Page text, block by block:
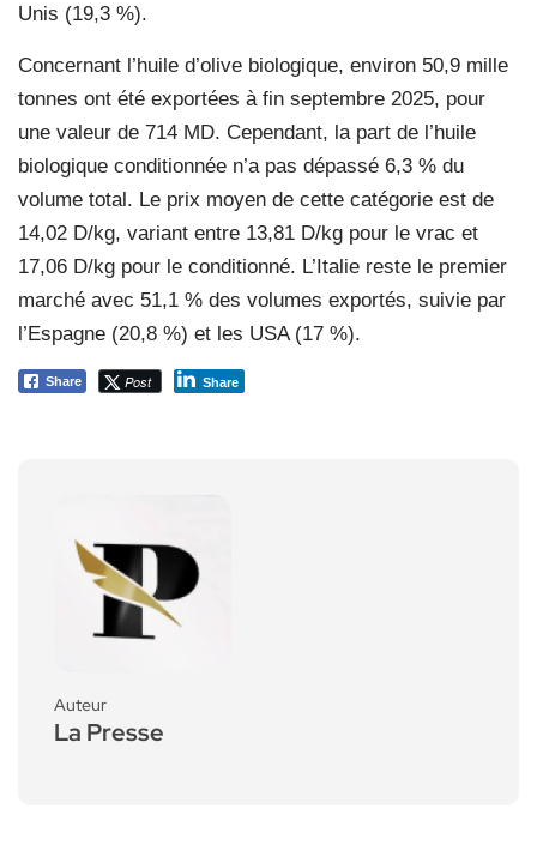
Unis (19,3 %).
Concernant l’huile d’olive biologique, environ 50,9 mille
tonnes ont été exportées à fin septembre 2025, pour
une valeur de 714 MD. Cependant, la part de l’huile
biologique conditionnée n’a pas dépassé 6,3 % du
volume total. Le prix moyen de cette catégorie est de
14,02 D/kg, variant entre 13,81 D/kg pour le vrac et
17,06 D/kg pour le conditionné. L’Italie reste le premier
marché avec 51,1 % des volumes exportés, suivie par
l’Espagne (20,8 %) et les USA (17 %).
Share Post Share
Auteur
La Presse